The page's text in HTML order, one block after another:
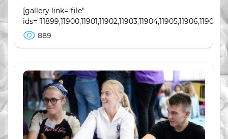
[gallery link="file"
889